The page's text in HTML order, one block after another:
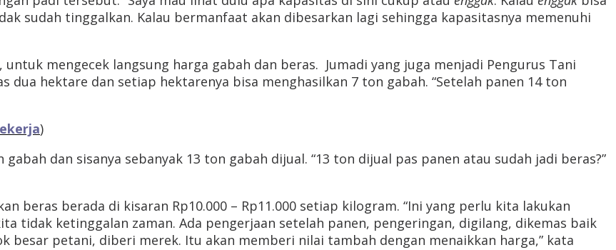
sudah tinggalkan. Kalau bermanfaat akan dibesarkan lagi sehingga kapasitasnya memenuhi
mengecek langsung harga gabah dan beras. Jumadi yang juga menjadi Pengurus Tani
dua hektare dan setiap hektarenya bisa menghasilkan 7 ton gabah. “Setelah panen 14 ton
)
dan sisanya sebanyak 13 ton gabah dijual. “13 ton dijual pas panen atau sudah jadi beras?”
beras berada di kisaran Rp10.000 – Rp11.000 setiap kilogram. “Ini yang perlu kita lakukan
tidak ketinggalan zaman. Ada pengerjaan setelah panen, pengeringan, digilang, dikemas baik
besar petani, diberi merek. Itu akan memberi nilai tambah dengan menaikkan harga,” kata